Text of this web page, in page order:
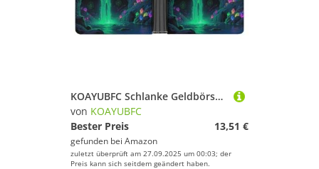
KOAYUBFC Schlanke Geldbörse, kompakt, faltbar, Fantasiehöhle, Ledergeldbörsen, minimalistische Brieftaschen für Herren, mit Kreditkartenfach, Leder-Münzschlitz, Ausweisfenster, Unisex
von KOAYUBFC
Bester Preis
13,51 €
gefunden bei Amazon
zuletzt überprüft am 27.09.2025 um 00:03; der
Preis kann sich seitdem geändert haben.